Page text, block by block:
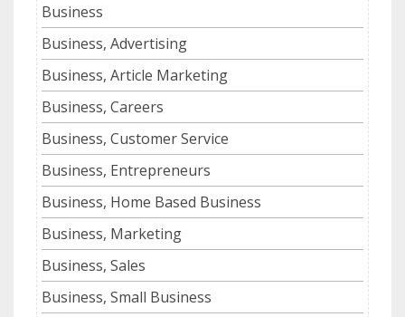
Business
Business, Advertising
Business, Article Marketing
Business, Careers
Business, Customer Service
Business, Entrepreneurs
Business, Home Based Business
Business, Marketing
Business, Sales
Business, Small Business